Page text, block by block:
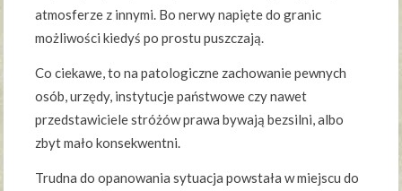
atmosferze z innymi. Bo nerwy napięte do granic
możliwości kiedyś po prostu puszczają.
Co ciekawe, to na patologiczne zachowanie pewnych
osób, urzędy, instytucje państwowe czy nawet
przedstawiciele stróżów prawa bywają bezsilni, albo
zbyt mało konsekwentni.
Trudna do opanowania sytuacja powstała w miejscu do